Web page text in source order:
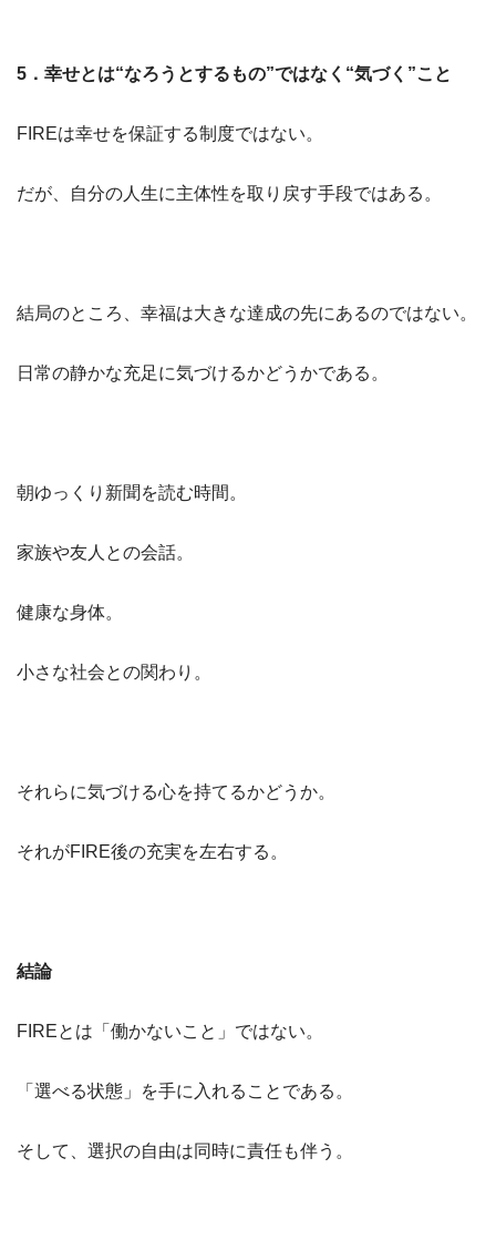
5 ．幸せとは“なろうとするもの”ではなく“気づく”こと
FIREは幸せを保証する制度ではない。
だが、自分の人生に主体性を取り戻す手段ではある。
結局のところ、幸福は大きな達成の先にあるのではない。
日常の静かな充足に気づけるかどうかである。
朝ゆっくり新聞を読む時間。
家族や友人との会話。
健康な身体。
小さな社会との関わり。
それらに気づける心を持てるかどうか。
それがFIRE後の充実を左右する。
結論
FIREとは「働かないこと」ではない。
「選べる状態」を手に入れることである。
そして、選択の自由は同時に責任も伴う。